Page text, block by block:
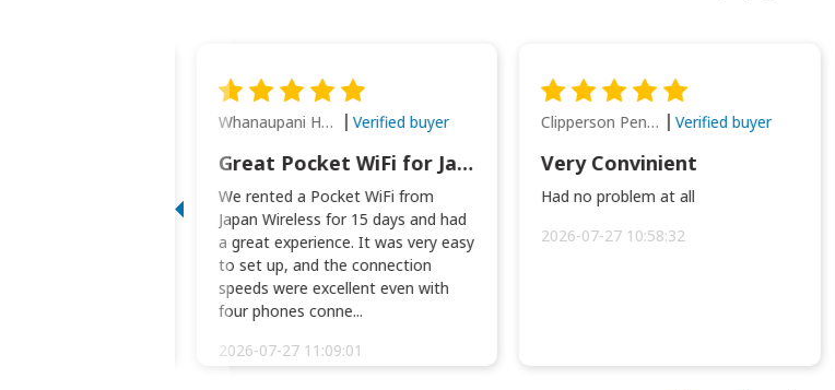
Whanaupani Henry Joseph Macown Verified buyer
Great Pocket WiFi for Japan Travel
We rented a Pocket WiFi from
Japan Wireless for 15 days and had
a great experience. It was very easy
to set up, and the connection
speeds were excellent even with
four phones conne...
2026-07-27 11:09:01
Clipperson Penilla Verified buyer
Very Convinient
Had no problem at all
2026-07-27 10:58:32